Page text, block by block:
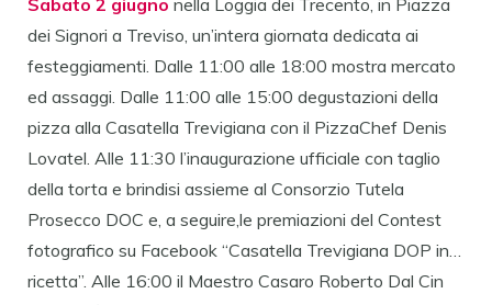
Sabato 2 giugno nella Loggia dei Trecento, in Piazza
dei Signori a Treviso, un’intera giornata dedicata ai
festeggiamenti. Dalle 11:00 alle 18:00 mostra mercato
ed assaggi. Dalle 11:00 alle 15:00 degustazioni della
pizza alla Casatella Trevigiana con il PizzaChef Denis
Lovatel. Alle 11:30 l’inaugurazione ufficiale con taglio
della torta e brindisi assieme al Consorzio Tutela
Prosecco DOC e, a seguire,le premiazioni del Contest
fotografico su Facebook “Casatella Trevigiana DOP in…
ricetta”. Alle 16:00 il Maestro Casaro Roberto Dal Cin